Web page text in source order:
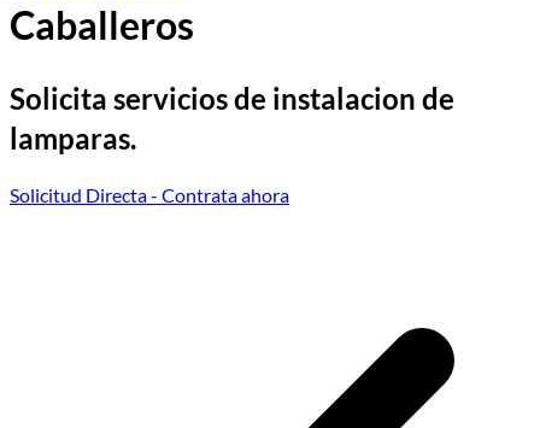
Caballeros
Solicita servicios de instalacion de
lamparas.
Solicitud Directa- Contrata ahora